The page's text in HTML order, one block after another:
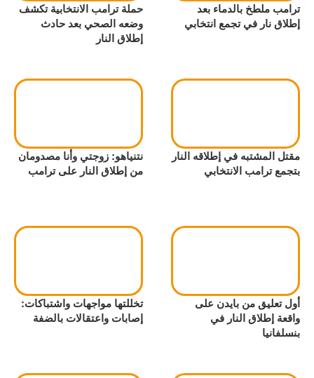
ترامب ملطخ بالدماء بعد
إطلاق نار في تجمع انتخابي
حملة ترامب الانتخابية تكشف
وضعه الصحي بعد حادث
إطلاق النار
مقتل المشتبه في إطلاقه النار
بتجمع ترامب الانتخابي
نتنياهو: زوجتي وأنا مصدومان
من إطلاق النار على ترامب
أول تعليق من بايدن على
واقعة إطلاق النار في
بنسلفانيا
تخللتها مواجهات واشتباكات:
إصابات واعتقالات بالضفة